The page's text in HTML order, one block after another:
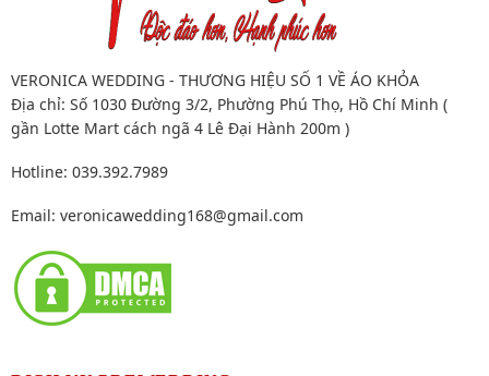
VERONICA WEDDING - THƯƠNG HIỆU SỐ 1 VỀ ÁO KHỎA
Địa chỉ: Số 1030 Đường 3/2, Phường Phú Thọ, Hồ Chí Minh (
gần Lotte Mart cách ngã 4 Lê Đại Hành 200m )
Hotline: 039.392.7989
Email: veronicawedding168@gmail.com